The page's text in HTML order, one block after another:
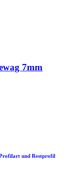
7mm
und Restprofil